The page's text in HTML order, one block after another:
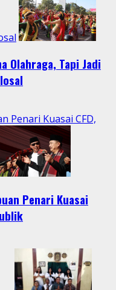
Olahraga, Tapi Jadi
Penari Kuasai CFD,
Penari Kuasai